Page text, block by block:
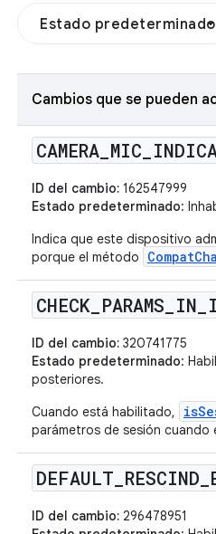
Estado predeterminado
Cambios que se pueden
CAMERA MIC
ID del cambio: 162547999
Estado predeterminado:
Indica que este dispositivo
porque el método
CHECK PARAMS IN
ID del cambio: 320741775
Estado predeterminado:
posteriores.
Cuando está habilitado,
parámetros de sesión cuando
DEFAULT RESCIND
ID del cambio: 296478951